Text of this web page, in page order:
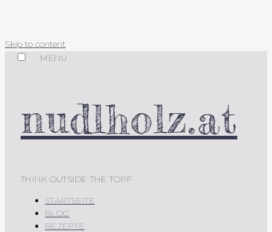
Skip to content
MENU
nudlholz.at
THINK OUTSIDE THE TOPF
STARTSEITE
BLOG
REZEPTE